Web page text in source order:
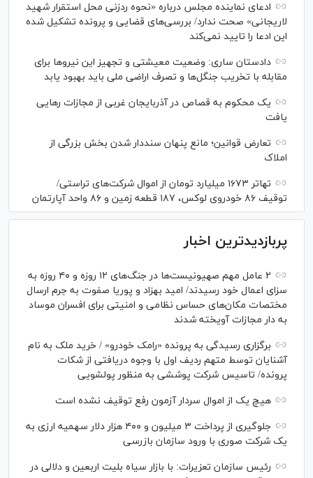
ادعای نماینده مجلس درباره «نحوه ردزنی محل استقرار شهید
لاریجانی» صحت ندارد/ بررسی‌های قضایی و پرونده تشکیل شده
این ادعا را تایید نمی‌کند
دادستان ساری: وضعیت معیشتی و تجهیز این نیرو‌ها برای
مقابله با تخریب جنگل‌ها و تصرف اراضی ملی باید بهبود یابد
یک محکوم به قصاص در آذربایجان‌ غربی از مجازات رهایی
یافت
تعارض قوانین؛ مانع پنهان سنددار شدن بخش بزرگی از
املاک
تهاتر ۱۶۷۳ میلیارد تومان از اموال شرکت‌های تراستی/
توقیف ۸۶ خودروی لوکس، ۱۸۷ قطعه زمین و ۸۶ واحد آپارتمان
پربازدیدترین اخبار
۲ عامل مهم صهیونیست‌ها در جنگ‌های ۱۲ روزه و ۴۰ روزه به
سزای اعمال خود رسیدند/ امید بهزاد و پوریا صفوت به جرم ارسال
مختصات مکان‌های حساس نظامی و امنیتی برای افسران موساد
به دار مجازات آویخته شدند
برگزاری رسیدگی به پرونده «رامک خودرو» / خرید ملک به نام
آشنایان توسط متهم ردیف اول با وجوه دریافتی از شکات
پرونده/ تاسیس شرکت پوششی به منظور پولشویی
هیچ یک از اموال سردار آزمون رفع توقیف نشده است
جلوگیری از پرداخت ۳ میلیون و ۴۰۰ هزار دلار سهمیه ارزی به
یک شرکت صوری با ورود سازمان بازرسی
رئیس سازمان تعزیرات: با بازار سیاه بلیت اربعین و دلالی در